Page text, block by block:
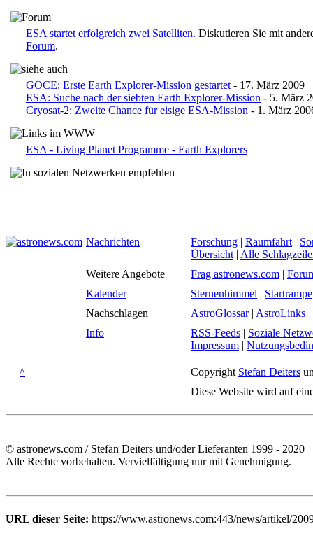
ESA startet erfolgreich zwei Satelliten. Diskutieren Sie mit
Forum.
GOCE: Erste Earth Explorer-Mission gestartet - 17. März 2009
ESA: Suche nach der siebten Earth Explorer-Mission - 5. März
Cryosat-2: Zweite Chance für eisige ESA-Mission - 1. März
ESA - Living Planet Programme - Earth Explorers
Nachrichten Forschung | Raumfahrt |
Übersicht | Alle
Weitere Angebote
Frag astronews.com |
Kalender
Sternenhimmel | Startrampe
Nachschlagen
AstroGlossar| AstroLinks
Info
RSS-Feeds | Soziale
Impressum |
^ Copyright Stefan Deiters
Diese Website wird auf
© astronews.com / Stefan Deiters und/oder Lieferanten 1999 - 2020
Alle Rechte vorbehalten. Vervielfältigung nur mit Genehmigung.
URL dieser Seite: https://www.astronews.com:443/news/artikel/